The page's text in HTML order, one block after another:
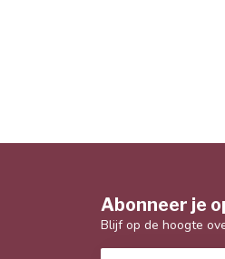
Abonneer je
Blijf op de hoogte